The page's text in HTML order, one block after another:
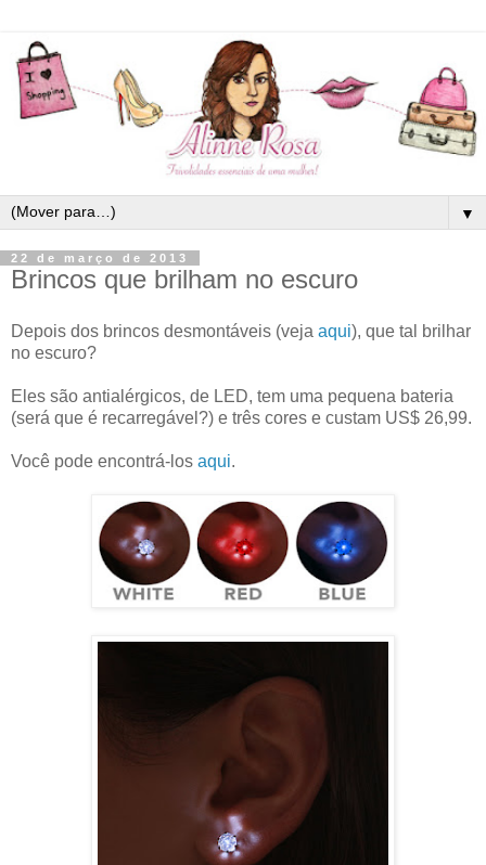
▼
22 de março de 2013
Brincos que brilham no escuro
Depois dos brincos desmontáveis (veja aqui), que tal brilhar
no escuro?
Eles são antialérgicos, de LED, tem uma pequena bateria
(será que é recarregável?) e três cores e custam US$ 26,99.
Você pode encontrá-los aqui.